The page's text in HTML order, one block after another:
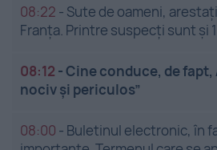
08:22 - Sute de oameni,
Franța. Printre suspecți sunt și
08:12 -Cine conduce, de fapt,
nociv și periculos”
08:00 - Buletinul electronic, în